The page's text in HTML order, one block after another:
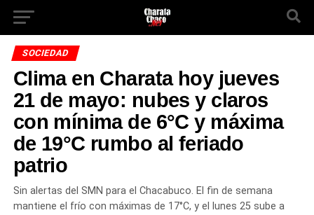
SOCIEDAD
Clima en Charata hoy jueves
21 de mayo: nubes y claros
con mínima de 6°C y máxima
de 19°C rumbo al feriado
patrio
Sin alertas del SMN para el Chacabuco. El fin de semana
mantiene el frío con máximas de 17°C, y el lunes 25 sube a